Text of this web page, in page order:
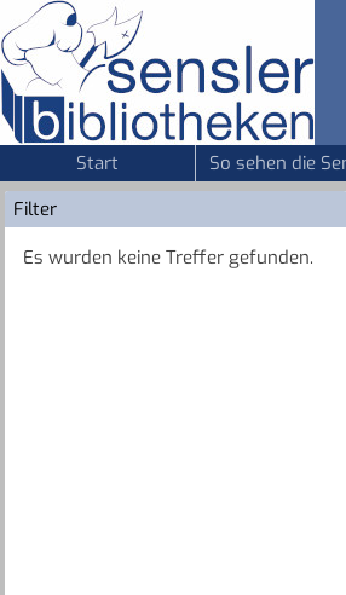
Start So sehen die
Filter
Es wurden keine Treffer gefunden.